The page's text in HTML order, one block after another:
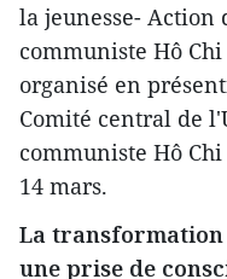
la jeunesse- Action
communiste Hô
organisé en
Comité central de
communiste Hô
14 mars.
La transformation
une prise de